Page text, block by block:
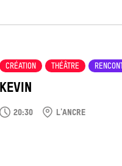
KEVIN
CRÉATION THÉÂTRE
20:30 L'ANCRE